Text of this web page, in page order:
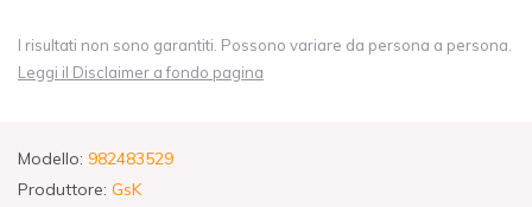
I risultati non sono garantiti. Possono variare da persona a persona.
Leggi il Disclaimer a fondo pagina
Modello: 982483529
Produttore: GsK